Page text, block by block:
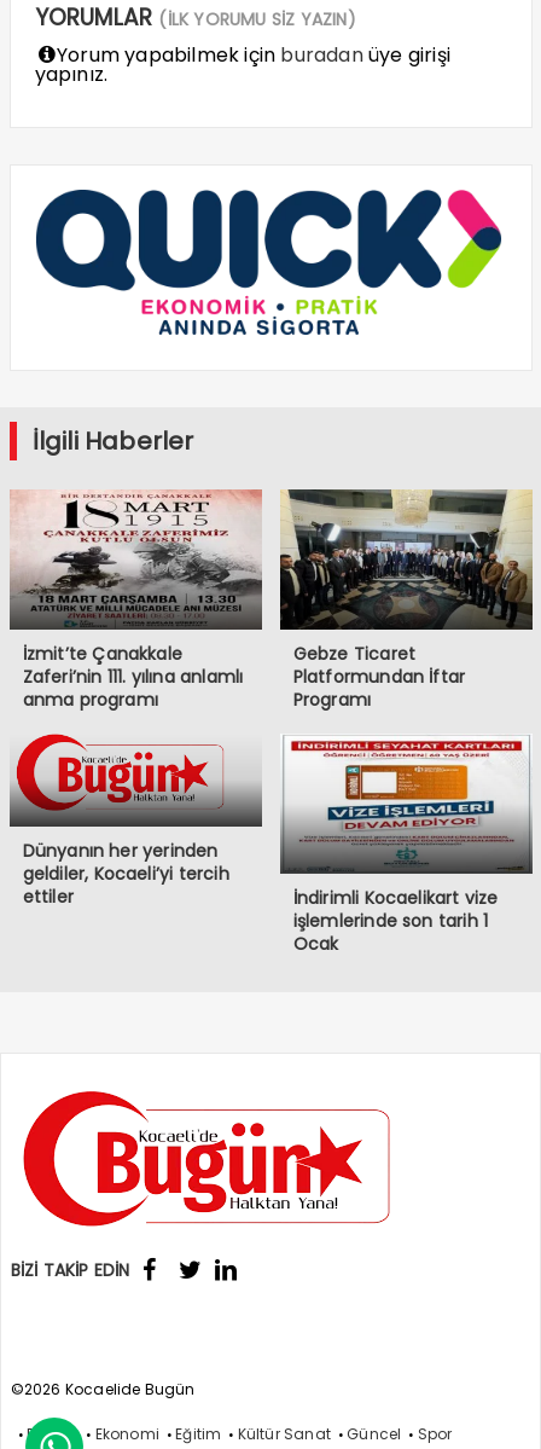
YORUMLAR (İLK YORUMU SİZ YAZIN)
Yorum yapabilmek için buradanüye girişi
yapınız.
İlgili Haberler
İzmit’te Çanakkale
Zaferi’nin 111. yılına anlamlı
anma programı
Gebze Ticaret
Platformundan İftar
Programı
Dünyanın her yerinden
geldiler, Kocaeli’yi tercih
ettiler
İndirimli Kocaelikart vize
işlemlerinde son tarih 1
Ocak
BİZİ TAKİP EDİN
©2026 Kocaelide Bugün
Politika Ekonomi Eğitim Kültür Sanat Güncel Spor